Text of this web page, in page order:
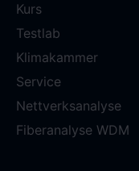
Kurs
Testlab
Klimakammer
Service
Nettverksanalyse
Fiberanalyse WDM